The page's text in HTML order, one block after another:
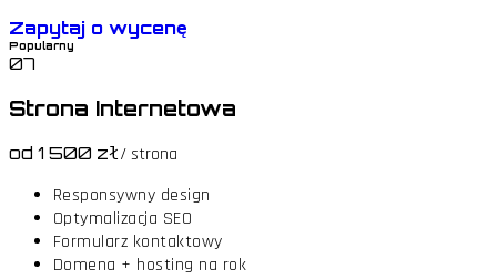
Zapytaj o wycenę
Popularny
07
Strona Internetowa
od 1 500 zł/ strona
Responsywny design
Optymalizacja SEO
Formularz kontaktowy
Domena + hosting na rok